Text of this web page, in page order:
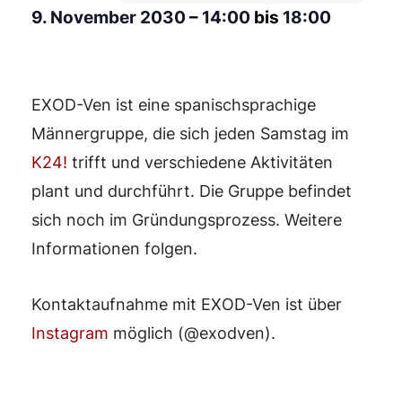
9. November 2030 – 14:00 bis 18:00
EXOD-Ven ist eine spanischsprachige
Männergruppe, die sich jeden Samstag im
K24! trifft und verschiedene Aktivitäten
plant und durchführt. Die Gruppe befindet
sich noch im Gründungsprozess. Weitere
Informationen folgen.
Kontaktaufnahme mit EXOD-Ven ist über
Instagram möglich (@exodven).